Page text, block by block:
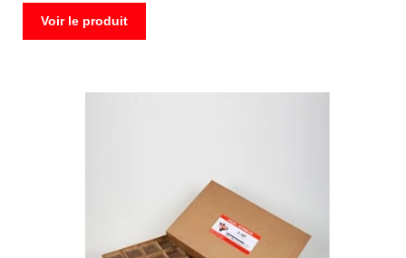
Voir le produit